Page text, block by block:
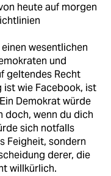
heute auf morgen
wesentlichen
und
geltendes Recht
wie Facebook, ist
Demokrat würde
doch, wenn du dich
sich notfalls
Feigheit, sondern
derer, die
willkürlich.